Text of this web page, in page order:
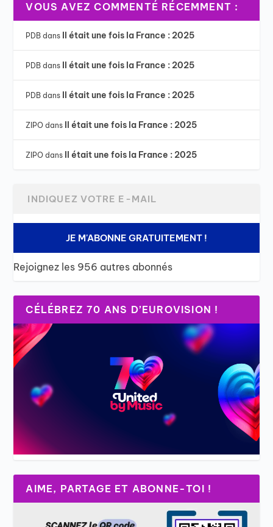
VOUS AVEZ COMMENTÉ RÉCEMMENT :
PDB dans Il était une fois la France : 2025
PDB dans Il était une fois la France : 2025
PDB dans Il était une fois la France : 2025
ZIPO dans Il était une fois la France : 2025
ZIPO dans Il était une fois la France : 2025
JE M'ABONNE GRATUITEMENT !
Rejoignez les 956 autres abonnés
CÉLÉBREZ 70 ANS D’EUROVISION !
AIME, PARTAGE ET ABONNE-TOI !